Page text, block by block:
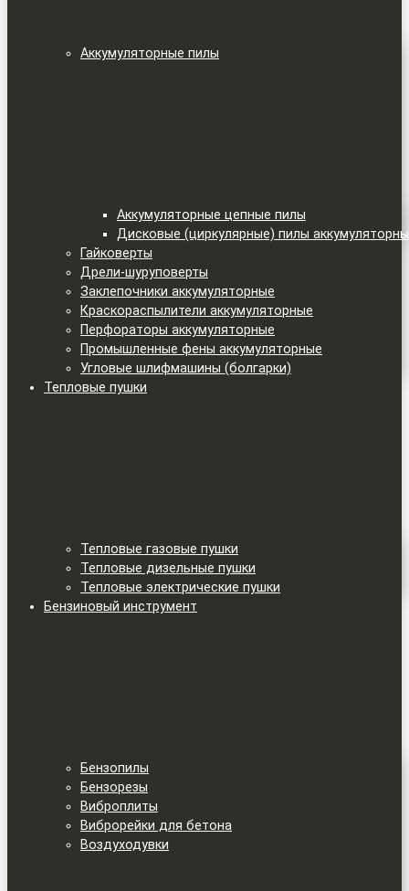
Аккумуляторные пилы
Аккумуляторные цепные пилы
Дисковые (циркулярные) пилы
Гайковерты
Дрели-шуруповерты
Заклепочники аккумуляторные
Краскораспылители аккумуляторные
Перфораторы аккумуляторные
Промышленные фены аккумуляторные
Угловые шлифмашины (болгарки)
Тепловые пушки
Тепловые газовые пушки
Тепловые дизельные пушки
Тепловые электрические пушки
Бензиновый инструмент
Бензопилы
Бензорезы
Виброплиты
Виброрейки для бетона
Воздуходувки